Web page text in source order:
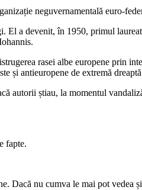
neguvernamentală euro-
El a devenit, în 1950, primul
rasei albe europene prin
și antieuropene de extremă
autorii știau, la momentul
fapte.
Dacă nu cumva le mai pot vedea